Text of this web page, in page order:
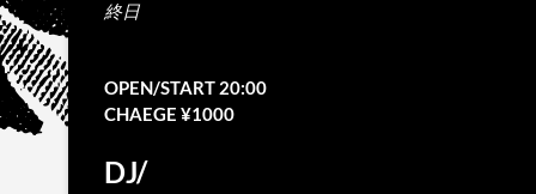
終日
OPEN/START 20:00
CHAEGE ¥1000
DJ/